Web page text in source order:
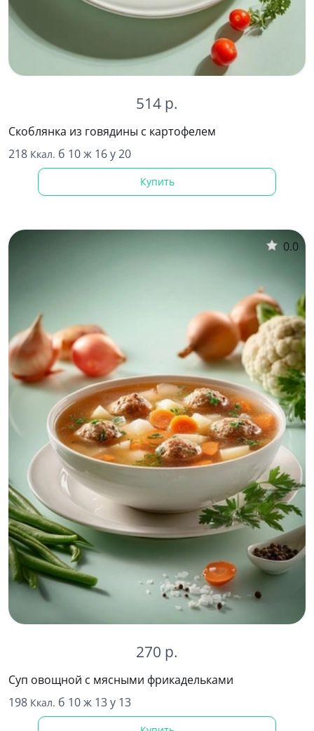
514 р.
Скоблянка из говядины с картофелем
218 Ккал. б 10 ж 16 у 20
Купить
270 р.
Суп овощной с мясными фрикадельками
198 Ккал. б 10 ж 13 у 13
0.0